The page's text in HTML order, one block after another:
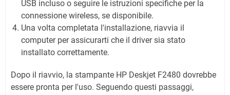
USB incluso o seguire le istruzioni specifiche per la
connessione wireless, se disponibile.
Una volta completata l'installazione, riavvia il
computer per assicurarti che il driver sia stato
installato correttamente.
Dopo il riavvio, la stampante HP Deskjet F2480 dovrebbe
essere pronta per l'uso. Seguendo questi passaggi,